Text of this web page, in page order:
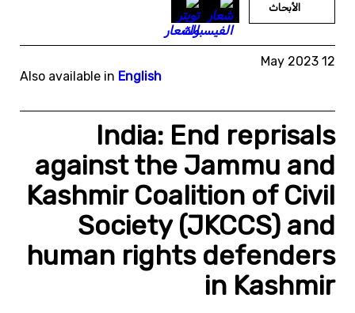
الأبحاث
12 May 2023
Also available in English
India: End reprisals
against the Jammu and
Kashmir Coalition of Civil
Society (JKCCS) and
human rights defenders
in Kashmir